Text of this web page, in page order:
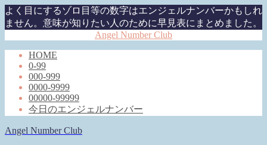
よく目にするゾロ目等の数字はエンジェルナンバーかもしれ
ません。意味が知りたい人のために早見表にまとめました。
Angel Number Club
HOME
0-99
000-999
0000-9999
00000-99999
今日のエンジェルナンバー
Angel Number Club